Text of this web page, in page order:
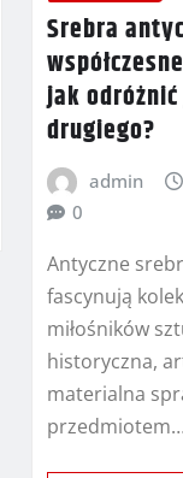
Srebra
jak
drugiego?
admin
0
Antyczne
fascynują
miłośników
historyczna,
materialna
przedmiotem…